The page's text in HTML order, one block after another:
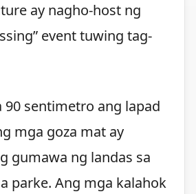
ay nagho-host ng
event tuwing tag-
sentimetro ang lapad
mga goza mat ay
gumawa ng landas sa
parke. Ang mga kalahok